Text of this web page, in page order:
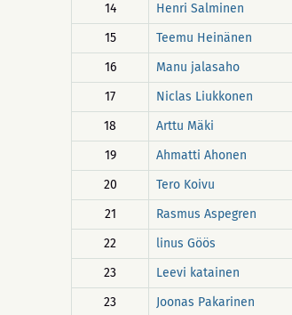
14
Henri Salminen
15
Teemu Heinänen
16
Manu jalasaho
17
Niclas Liukkonen
18
Arttu Mäki
19
Ahmatti Ahonen
20
Tero Koivu
21
Rasmus Aspegren
22
linus Göös
23
Leevi katainen
23
Joonas Pakarinen